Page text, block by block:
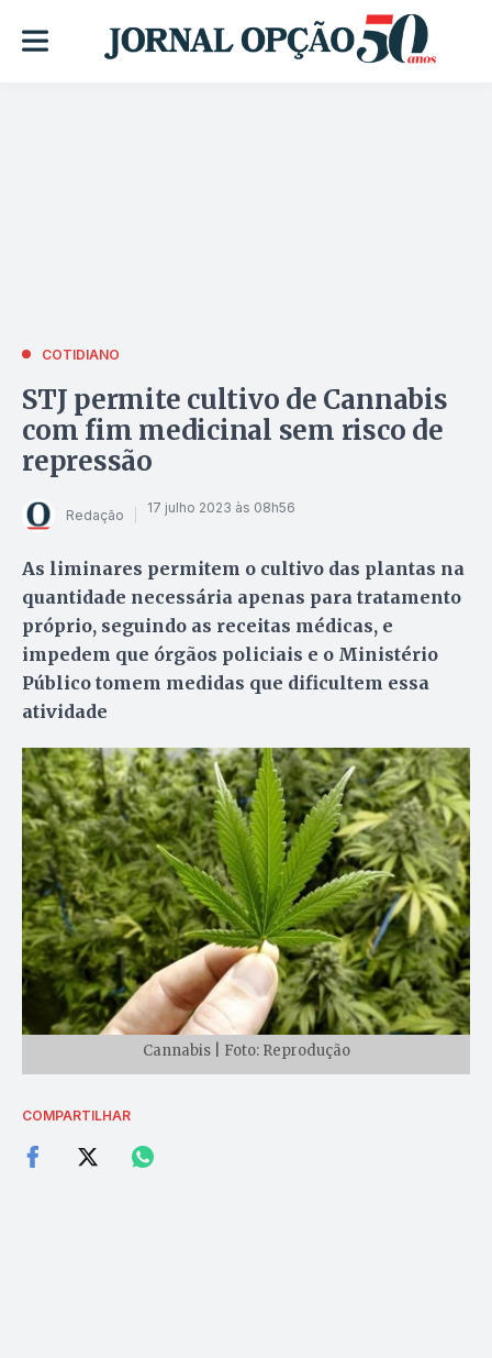
COTIDIANO
STJ permite cultivo de Cannabis
com fim medicinal sem risco de
repressão
Redação 17 julho 2023 às 08h56
As liminares permitem o cultivo das plantas na
quantidade necessária apenas para tratamento
próprio, seguindo as receitas médicas, e
impedem que órgãos policiais e o Ministério
Público tomem medidas que dificultem essa
atividade
Cannabis | Foto: Reprodução
COMPARTILHAR